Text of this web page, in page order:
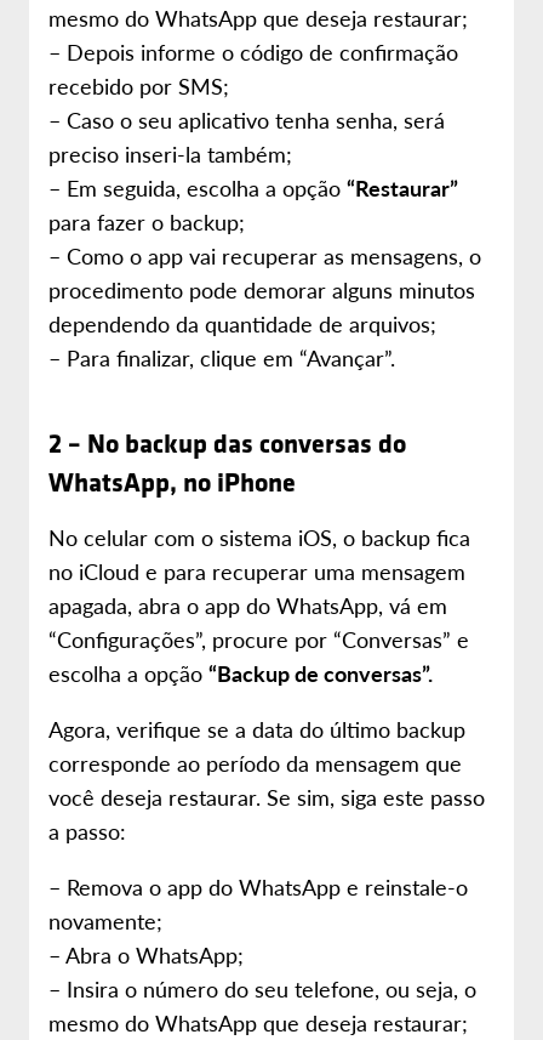
mesmo do WhatsApp que deseja restaurar;
– Depois informe o código de confirmação
recebido por SMS;
– Caso o seu aplicativo tenha senha, será
preciso inseri-la também;
– Em seguida, escolha a opção “Restaurar”
para fazer o backup;
– Como o app vai recuperar as mensagens, o
procedimento pode demorar alguns minutos
dependendo da quantidade de arquivos;
– Para finalizar, clique em “Avançar”.
2 – No backup das conversas do
WhatsApp, no iPhone
No celular com o sistema iOS, o backup fica
no iCloud e para recuperar uma mensagem
apagada, abra o app do WhatsApp, vá em
“Configurações”, procure por “Conversas” e
escolha a opção “Backup de conversas”.
Agora, verifique se a data do último backup
corresponde ao período da mensagem que
você deseja restaurar. Se sim, siga este passo
a passo:
– Remova o app do WhatsApp e reinstale-o
novamente;
– Abra o WhatsApp;
– Insira o número do seu telefone, ou seja, o
mesmo do WhatsApp que deseja restaurar;